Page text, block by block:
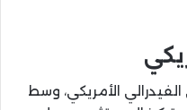
الأمريكي، وسط